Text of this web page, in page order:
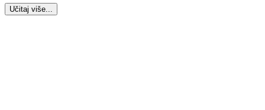
Učitaj više...